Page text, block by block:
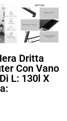
Dritta
Con Vano
L: 130l X